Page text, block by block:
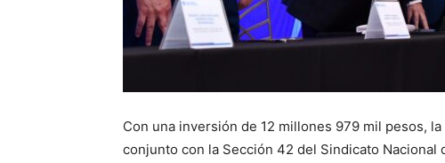
Con una inversión de 12 millones 979 mil pesos,
conjunto con la Sección 42 del Sindicato Nacional